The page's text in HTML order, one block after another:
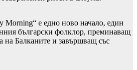
Morning“ е едно ново начало, един
български фолклор, преминаващ
на Балканите и завършващ със